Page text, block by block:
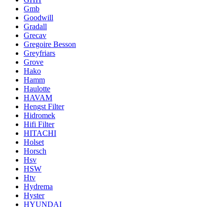
Gmb
Goodwill
Gradall
Grecav
Gregoire Besson
Greyfriars
Grove
Hako
Hamm
Haulotte
HAVAM
Hengst Filter
Hidromek
Hifi Filter
HITACHI
Holset
Horsch
Hsv
HSW
Htv
Hydrema
Hyster
HYUNDAI